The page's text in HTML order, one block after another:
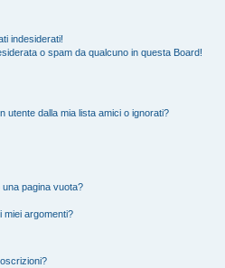
indesiderati!
o spam da qualcuno in questa Board!
utente dalla mia lista amici o ignorati?
pagina vuota?
miei argomenti?